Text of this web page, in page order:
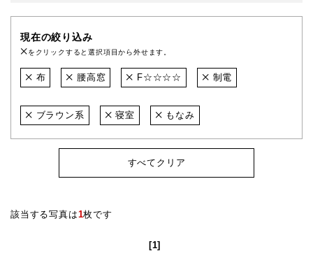
現在の絞り込み
をクリックすると選択項目から外せます。
布 腰高窓 F☆☆☆☆ 制電
ブラウン系 寝室 もなみ
すべてクリア
該当する写真は1枚です
[1]